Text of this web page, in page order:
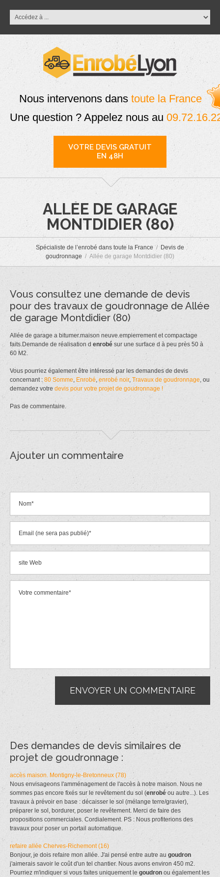
Nous intervenons dans toute la France
Une question ? Appelez nous au
VOTRE DEVIS GRATUIT
EN 48H
ALLÉE DE GARAGE
MONTDIDIER (80)
Spécialiste de l’enrobé dans toute la France
Devis de
goudronnage
Allée de garage Montdidier (80)
Vous consultez une demande de devis
pour des travaux de goudronnage de Allée
de garage Montdidier (80)
Allée de garage a bitumer.maison neuve.empierrement et compactage
faits.Demande de réalisation d enrobé sur une surface d à peu près 50 à
60 M2.
Vous pourriez également être intéressé par les demandes de devis
concernant : 80 Somme Enrobé enrobé noir, Travaux de goudronnage , ou
demandez votre devis pour votre projet de goudronnage !
Pas de commentaire.
Ajouter un commentaire
Des demandes de devis similaires de
projet de goudronnage :
accès maison. Montigny-le-Bretonneux (78)
Nous envisageons l'amménagement de l'accès à notre maison. Nous ne
sommes pas encore fixés sur le revêtement du sol (enrobéou autre...). Les
travaux à prévoir en base : décaisser le sol (mélange terre/gravier),
préparer le sol, bordurer, poser le revêtement. Merci de faire des
propositions commerciales. Cordialement. PS : Nous profiterions des
travaux pour poser un portail automatique.
refaire allée Cherves-Richemont (16)
Bonjour, je dois refaire mon allée. J'ai pensé entre autre au goudron
j'aimerais savoir le coût d'un tel chantier. Nous avons environ 450 m2.
Pourriez m'indiquer si vous faites uniquement le goudron ou également les